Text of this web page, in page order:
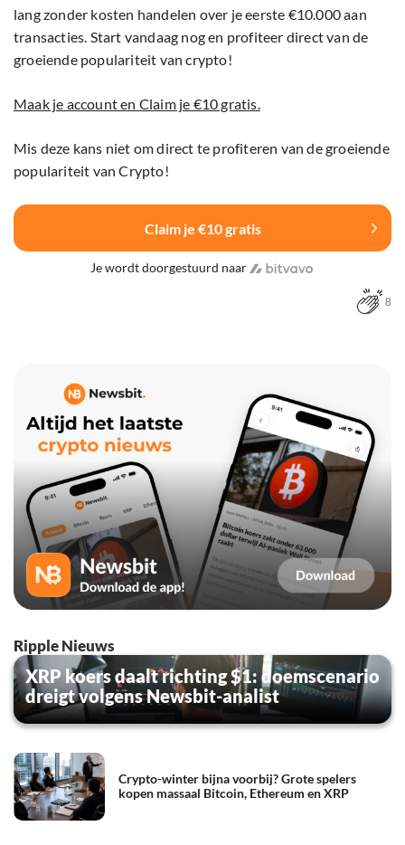
lang zonder kosten handelen over je eerste €10.000 aan
transacties. Start vandaag nog en profiteer direct van de
groeiende populariteit van crypto!
Maak je account en Claim je €10 gratis.
Mis deze kans niet om direct te profiteren van de groeiende
populariteit van Crypto!
Claim je €10 gratis
Je wordt doorgestuurd naar
8
Ripple Nieuws
XRP koers daalt richting $1: doemscenario
dreigt volgens Newsbit-analist
Crypto-winter bijna voorbij? Grote spelers
kopen massaal Bitcoin, Ethereum en XRP